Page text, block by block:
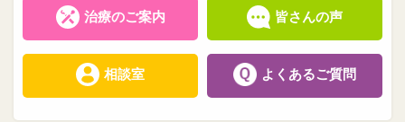
治療のご案内 皆さんの声
相談室 よくあるご質問